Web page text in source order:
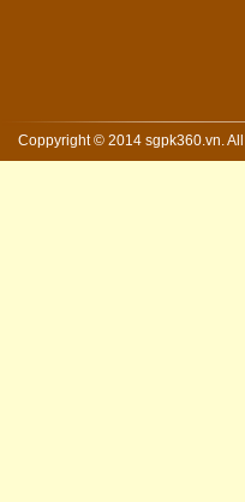
Coppyright © 2014 sgpk360.vn.